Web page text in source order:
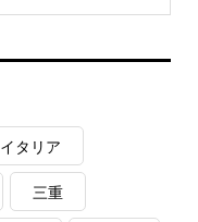
イタリア
三重